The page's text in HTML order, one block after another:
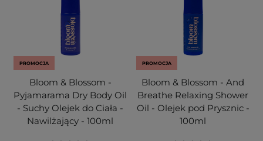
PROMOCJA
Bloom & Blossom -
Pyjamarama Dry Body Oil
- Suchy Olejek do Ciała -
Nawilżający - 100ml
PROMOCJA
Bloom & Blossom - And
Breathe Relaxing Shower
Oil - Olejek pod Prysznic -
100ml